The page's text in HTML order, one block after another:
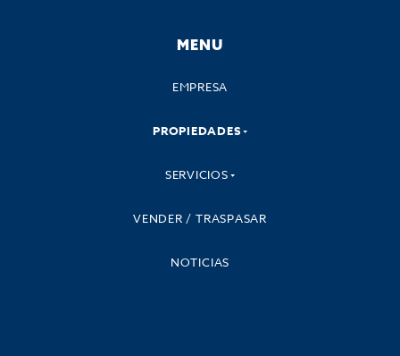
MENU
EMPRESA
PROPIEDADES
SERVICIOS
VENDER / TRASPASAR
NOTICIAS